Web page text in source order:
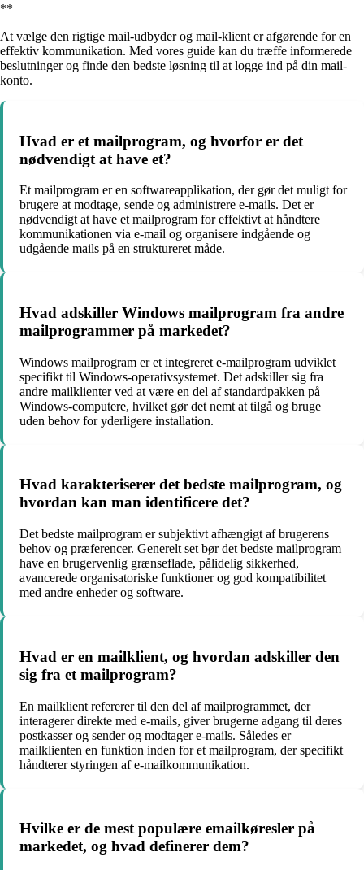
**
At vælge den rigtige mail-udbyder og mail-klient er afgørende for en
effektiv kommunikation. Med vores guide kan du træffe informerede
beslutninger og finde den bedste løsning til at logge ind på din mail-
konto.
Hvad er et mailprogram, og hvorfor er det
nødvendigt at have et?
Et mailprogram er en softwareapplikation, der gør det muligt for
brugere at modtage, sende og administrere e-mails. Det er
nødvendigt at have et mailprogram for effektivt at håndtere
kommunikationen via e-mail og organisere indgående og
udgående mails på en struktureret måde.
Hvad adskiller Windows mailprogram fra andre
mailprogrammer på markedet?
Windows mailprogram er et integreret e-mailprogram udviklet
specifikt til Windows-operativsystemet. Det adskiller sig fra
andre mailklienter ved at være en del af standardpakken på
Windows-computere, hvilket gør det nemt at tilgå og bruge
uden behov for yderligere installation.
Hvad karakteriserer det bedste mailprogram, og
hvordan kan man identificere det?
Det bedste mailprogram er subjektivt afhængigt af brugerens
behov og præferencer. Generelt set bør det bedste mailprogram
have en brugervenlig grænseflade, pålidelig sikkerhed,
avancerede organisatoriske funktioner og god kompatibilitet
med andre enheder og software.
Hvad er en mailklient, og hvordan adskiller den
sig fra et mailprogram?
En mailklient refererer til den del af mailprogrammet, der
interagerer direkte med e-mails, giver brugerne adgang til deres
postkasser og sender og modtager e-mails. Således er
mailklienten en funktion inden for et mailprogram, der specifikt
håndterer styringen af e-mailkommunikation.
Hvilke er de mest populære emailkøresler på
markedet, og hvad definerer dem?